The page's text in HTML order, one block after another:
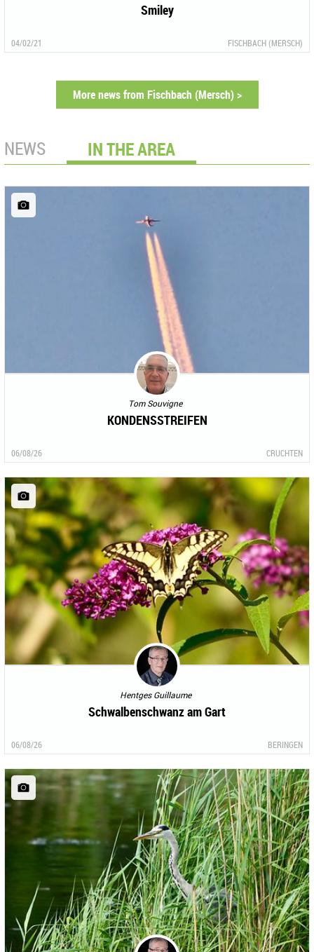
Smiley
04/02/21 FISCHBACH (MERSCH)
More news from Fischbach (Mersch) >
NEWS IN THE AREA
Tom Souvigne
KONDENSSTREIFEN
06/08/26 CRUCHTEN
Hentges Guillaume
Schwalbenschwanz am Gart
06/08/26 BERINGEN